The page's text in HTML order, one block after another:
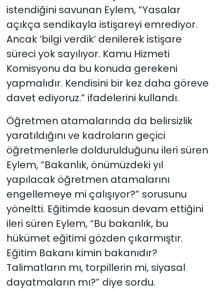
istendiğini savunan Eylem, “Yasalar
açıkça sendikayla istişareyi emrediyor.
Ancak ‘bilgi verdik’ denilerek istişare
süreci yok sayılıyor. Kamu Hizmeti
Komisyonu da bu konuda gerekeni
yapmalıdır. Kendisini bir kez daha göreve
davet ediyoruz.” ifadelerini kullandı.
Öğretmen atamalarında da belirsizlik
yaratıldığını ve kadroların geçici
öğretmenlerle doldurulduğunu ileri süren
Eylem, “Bakanlık, önümüzdeki yıl
yapılacak öğretmen atamalarını
engellemeye mi çalışıyor?” sorusunu
yöneltti. Eğitimde kaosun devam ettiğini
ileri süren Eylem, “Bu bakanlık, bu
hükümet eğitimi gözden çıkarmıştır.
Eğitim Bakanı kimin bakanıdır?
Talimatların mı, torpillerin mi, siyasal
dayatmaların mı?” diye sordu.